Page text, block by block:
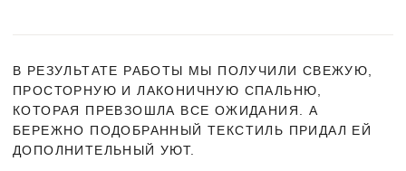
В РЕЗУЛЬТАТЕ РАБОТЫ МЫ ПОЛУЧИЛИ СВЕЖУЮ,
ПРОСТОРНУЮ И ЛАКОНИЧНУЮ СПАЛЬНЮ,
КОТОРАЯ ПРЕВЗОШЛА ВСЕ ОЖИДАНИЯ. А
БЕРЕЖНО ПОДОБРАННЫЙ ТЕКСТИЛЬ ПРИДАЛ ЕЙ
ДОПОЛНИТЕЛЬНЫЙ УЮТ.